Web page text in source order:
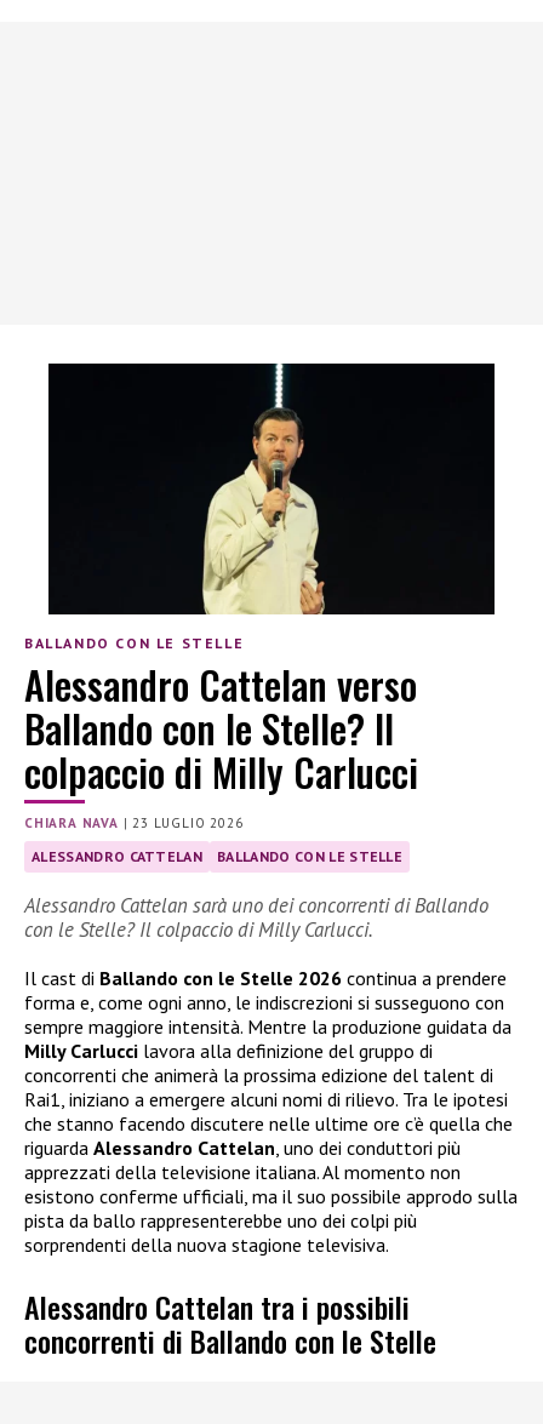
BALLANDO CON LE STELLE
Alessandro Cattelan verso
Ballando con le Stelle? Il
colpaccio di Milly Carlucci
CHIARA NAVA |23 LUGLIO 2026
ALESSANDRO CATTELAN BALLANDO CON LE STELLE
Alessandro Cattelan sarà uno dei concorrenti di Ballando
con le Stelle? Il colpaccio di Milly Carlucci.
Il cast di Ballando con le Stelle 2026 continua a prendere
forma e, come ogni anno, le indiscrezioni si susseguono con
sempre maggiore intensità. Mentre la produzione guidata da
Milly Carlucci lavora alla definizione del gruppo di
concorrenti che animerà la prossima edizione del talent di
Rai1, iniziano a emergere alcuni nomi di rilievo. Tra le ipotesi
che stanno facendo discutere nelle ultime ore c’è quella che
riguarda Alessandro Cattelan, uno dei conduttori più
apprezzati della televisione italiana. Al momento non
esistono conferme ufficiali, ma il suo possibile approdo sulla
pista da ballo rappresenterebbe uno dei colpi più
sorprendenti della nuova stagione televisiva.
Alessandro Cattelan tra i possibili
concorrenti di Ballando con le Stelle